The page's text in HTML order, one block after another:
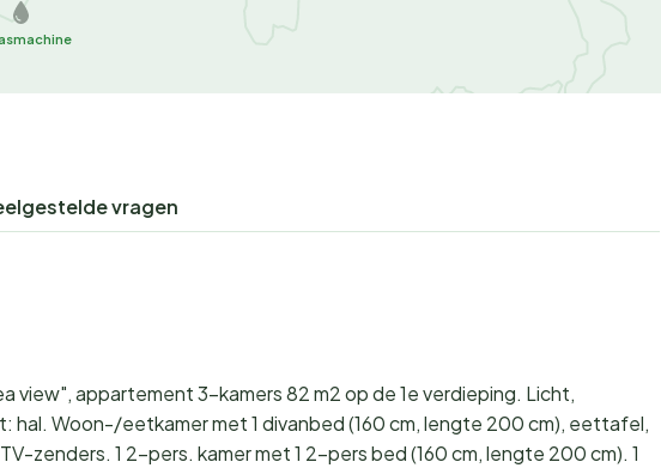
vragen
view", appartement 3-kamers 82 m2 op de 1e verdieping. Licht,
hal. Woon-/eetkamer met 1 divanbed (160 cm, lengte 200 cm), eettafel,
zenders. 1 2-pers. kamer met 1 2-pers bed (160 cm, lengte 200 cm). 1